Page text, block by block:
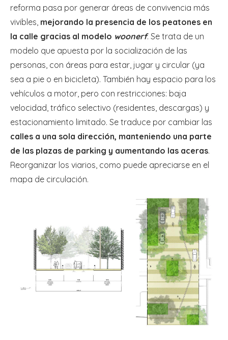
reforma pasa por generar áreas de convivencia más
vivibles, mejorando la presencia de los peatones en
la calle gracias al modelo woonerf. Se trata de un
modelo que apuesta por la socialización de las
personas, con áreas para estar, jugar y circular (ya
sea a pie o en bicicleta). También hay espacio para los
vehículos a motor, pero con restricciones: baja
velocidad, tráfico selectivo (residentes, descargas) y
estacionamiento limitado. Se traduce por cambiar las
calles a una sola dirección, manteniendo una parte
de las plazas de parking y aumentando las aceras.
Reorganizar los viarios, como puede apreciarse en el
mapa de circulación.